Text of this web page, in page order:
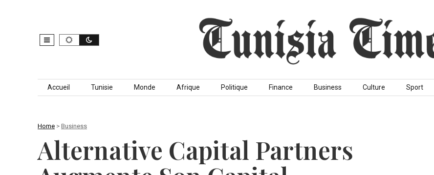
Skip to content
Accueil Tunisie Monde Afrique Politique Finance Business Culture Sport
Home > Business
Alternative Capital Partners